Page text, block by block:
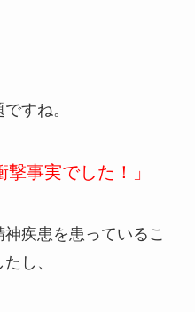
すね。
撃事実でした！」
疾患を患っているこ
し、